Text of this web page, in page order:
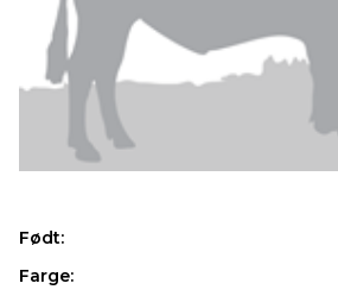
Født:
Farge: